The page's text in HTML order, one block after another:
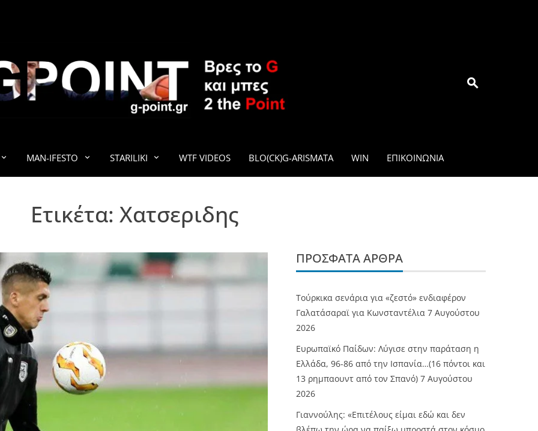
G-POINT.GR
MAN-IFESTO STARILIKI WTF VIDEOS BLO(CK)G-ARISMATA WIN ΕΠΙΚΟΙΝΩΝΊΑ
Ετικέτα: Χατσεριδης
ΠΡΌΣΦΑΤΑ ΆΡΘΡΑ
Τούρκικα σενάρια για «ζεστό» ενδιαφέρον
Γαλατάσαραϊ για Κωνσταντέλια 7 Αυγούστου
2026
Ευρωπαϊκό Παίδων: Λύγισε στην παράταση η
Ελλάδα, 96-86 από την Ισπανία…(16 πόντοι και
13 ρημπαουντ από τον Σπανό) 7 Αυγούστου
2026
Γιαννούλης: «Επιτέλους είμαι εδώ και δεν